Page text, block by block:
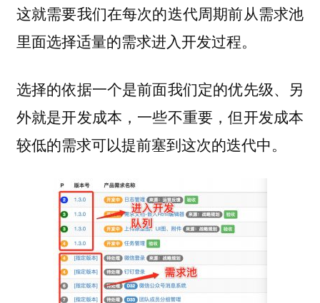
这就需要我们在每次的迭代周期前从需求池
里面选择适量的需求进入开发过程。
选择的依据一个是前面我们定的优先级、另
外就是开发成本，一些不重要，但开发成本
较低的需求可以提前塞到这次的迭代中。